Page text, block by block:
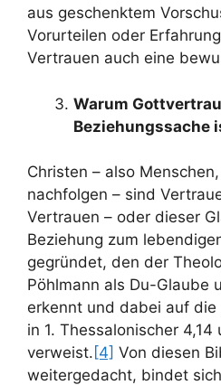
aus geschenktem
Vorurteilen oder
Vertrauen auch eine
Warum
Beziehungssache
Christen – also
nachfolgen – sind
Vertrauen – oder dieser
Beziehung zum
gegründet, den der
Pöhlmann als Du-Glaube
erkennt und dabei auf die
in 1. Thessalonischer 4,14
verweist. [4] Von diesen
weitergedacht, bindet